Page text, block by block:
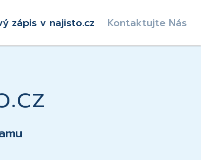
zápis v najisto.cz Kontaktujte Nás